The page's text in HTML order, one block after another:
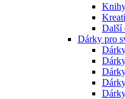
Další
Dárky pro